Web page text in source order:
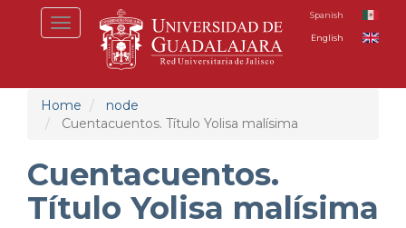
Toggle
navigation
Spanish
English
Home
node
Cuentacuentos. Título Yolisa malísima
Cuentacuentos.
Título Yolisa malísima